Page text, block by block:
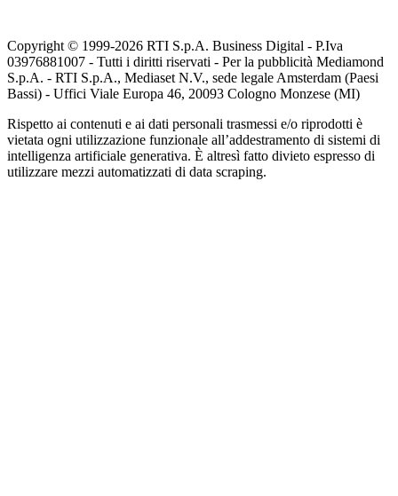
Copyright © 1999-2026 RTI S.p.A. Business Digital - P.Iva
03976881007 - Tutti i diritti riservati - Per la pubblicità Mediamond
S.p.A. - RTI S.p.A., Mediaset N.V., sede legale Amsterdam (Paesi
Bassi) - Uffici Viale Europa 46, 20093 Cologno Monzese (MI)
Rispetto ai contenuti e ai dati personali trasmessi e/o riprodotti è
vietata ogni utilizzazione funzionale all’addestramento di sistemi di
intelligenza artificiale generativa. È altresì fatto divieto espresso di
utilizzare mezzi automatizzati di data scraping.